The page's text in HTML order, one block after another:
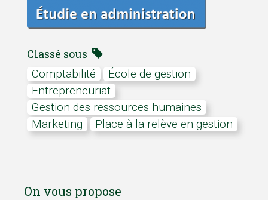
Classé sous
comptabilité
École de gestion
Entrepreneuriat
Gestion des ressources humaines
marketing
Place à la relève en gestion
On vous propose